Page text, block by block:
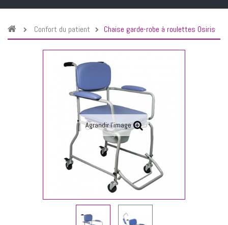
Confort du patient Chaise garde-robe à roulettes Osiris
Agrandir l'image